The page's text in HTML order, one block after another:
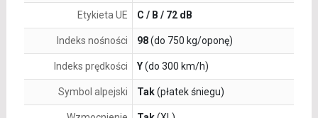
Etykieta UE C / B / 72 dB
Indeks nośności 98(do 750 kg/oponę)
Indeks prędkości Y(do 300 km/h)
Symbol alpejski Tak(płatek śniegu)